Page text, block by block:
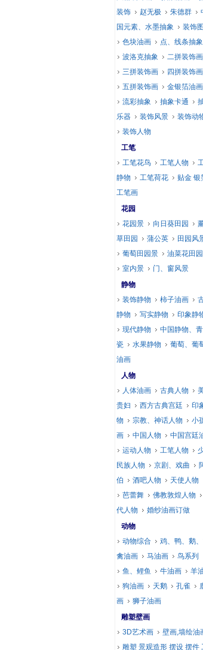
装饰
赵无极 朱德群
国元素、水墨抽象
装饰
色块油画
点、线条抽象
波洛克抽象
二拼装饰画
三拼装饰画
四拼装饰画
五拼装饰画
金银箔油画
流彩抽象
抽象卡通
乐器
装饰风景
装饰动
装饰人物
工笔
工笔花鸟
工笔人物
静物
工笔荷花
贴金 银
工笔画
花园
花园景
向日葵田园
草田园
蒲公英
田园风
葡萄田园景
油菜花田园
室内景
门、窗风景
静物
装饰静物
柿子油画
静物
写实静物
印象静
现代静物
中国静物、
瓷
水果静物
葡萄、葡
油画
人物
人体油画
古典人物
贵妇
西方古典宫廷
印
物
宗教、神话人物
小
画
中国人物
中国宫廷
运动人物
工笔人物
民族人物
京剧、戏曲
伯
酒吧人物
天使人物
芭蕾舞
佛教敦煌人物
代人物
婚纱油画订做
动物
动物综合
鸡、鸭、鹅
禽油画
马油画
鸟系列
鱼、鲤鱼
牛油画
羊
狗油画
天鹅 孔雀
画
狮子油画
雕塑壁画
3D艺术画
壁画,墙绘油
雕塑 景观造形 摆设 摆件